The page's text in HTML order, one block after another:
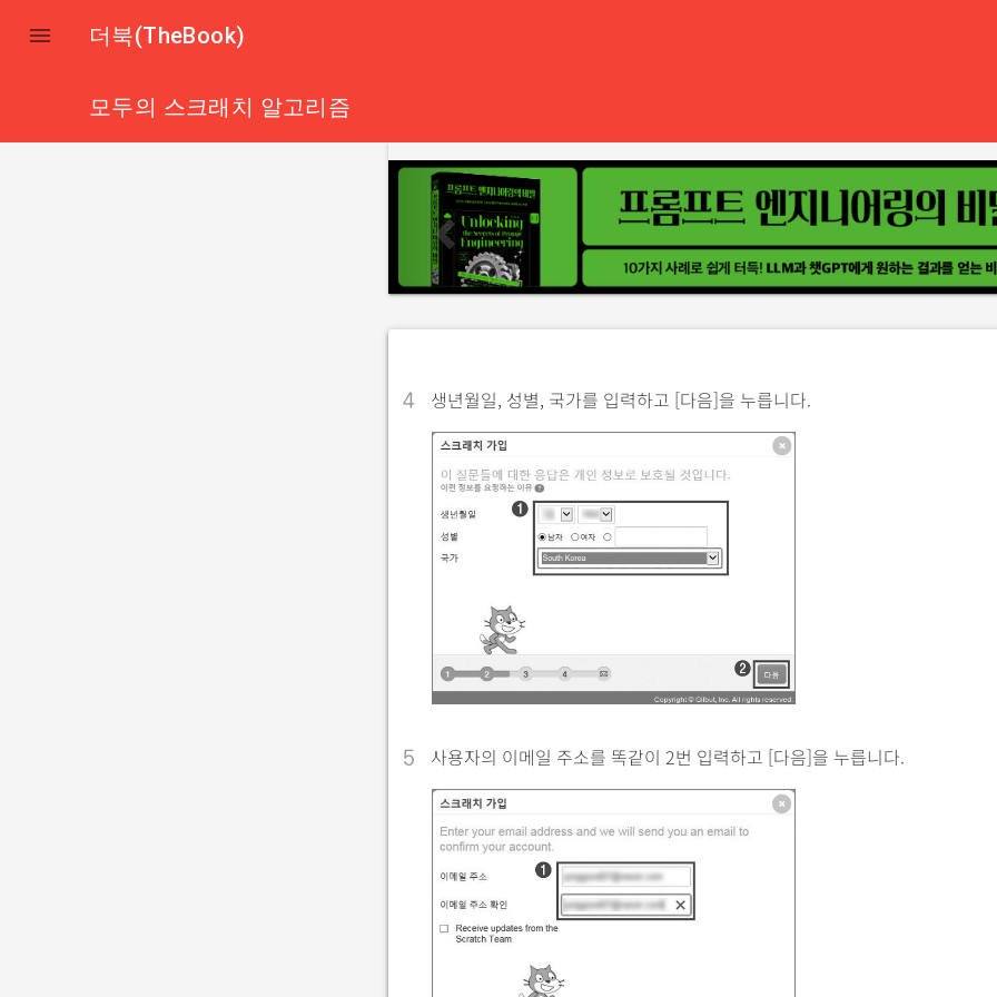
 더북(TheBook)
모두의 스크래치 알고리즘
p
r
e
i
o
s
4 생년월일, 성별, 국가를 입력하고 [다음]을 누릅니다.
5 사용자의 이메일 주소를 똑같이 2번 입력하고 [다음]을 누릅니다.